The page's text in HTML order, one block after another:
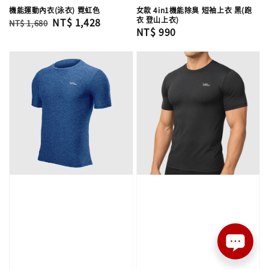
機能運動內衣(泳衣) 霓虹色
Regular
NT$ 1,680 Sale
NT$ 1,428
女款 4in1機能除臭 短袖上衣 黑(跑
衣 登山上衣)
Regular
NT$ 990